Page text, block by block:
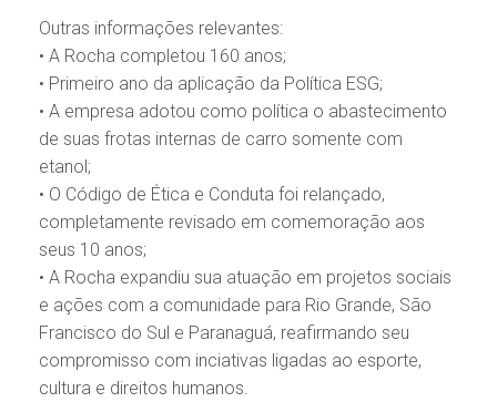
Outras informações relevantes:
• A Rocha completou 160 anos;
• Primeiro ano da aplicação da Política ESG;
• A empresa adotou como política o abastecimento
de suas frotas internas de carro somente com
etanol;
• O Código de Ética e Conduta foi relançado,
completamente revisado em comemoração aos
seus 10 anos;
• A Rocha expandiu sua atuação em projetos sociais
e ações com a comunidade para Rio Grande, São
Francisco do Sul e Paranaguá, reafirmando seu
compromisso com inciativas ligadas ao esporte,
cultura e direitos humanos.